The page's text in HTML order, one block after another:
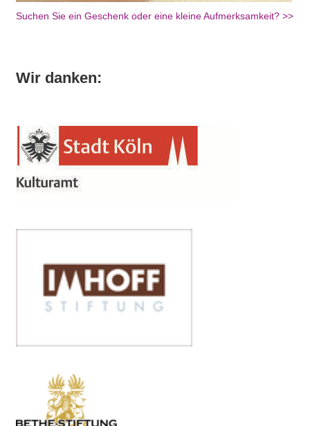
Suchen Sie ein Geschenk oder eine kleine Aufmerksamkeit? >>
Wir danken: